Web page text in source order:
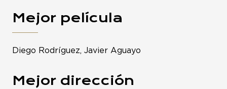
Mejor película
Diego Rodríguez, Javier Aguayo
Mejor dirección